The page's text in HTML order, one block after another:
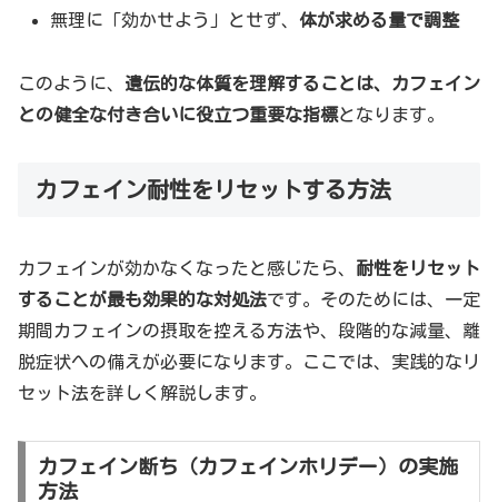
無理に「効かせよう」とせず、体が求める量で調整
このように、 遺伝的な体質を理解することは、カフェイン
との健全な付き合いに役立つ重要な指標となります。
カフェイン耐性をリセットする方法
カフェインが効かなくなったと感じたら、 耐性をリセット
することが最も効果的な対処法です。そのためには、一定
期間カフェインの摂取を控える方法や、段階的な減量、離
脱症状への備えが必要になります。ここでは、実践的なリ
セット法を詳しく解説します。
カフェイン断ち（カフェインホリデー）の実施
方法